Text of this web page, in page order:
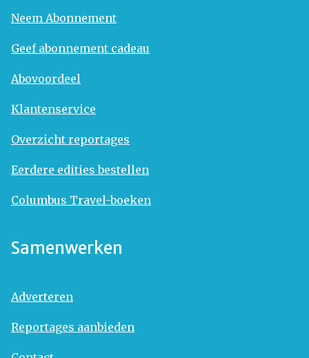
Neem Abonnement
Geef abonnement cadeau
Abovoordeel
Klantenservice
Overzicht reportages
Eerdere edities bestellen
Columbus Travel-boeken
Samenwerken
Adverteren
Reportages aanbieden